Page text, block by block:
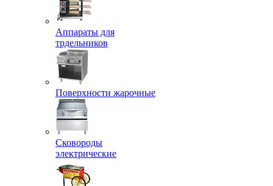
Аппараты для
трдельников
Поверхности жарочные
Сковороды
электрические